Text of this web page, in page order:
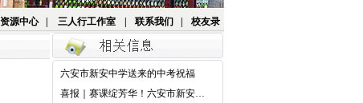
资源中心 三人行工作室 联系我们 校友录
六安市新安中学送来的中考祝福
喜报｜赛课绽芳华！六安市新安中